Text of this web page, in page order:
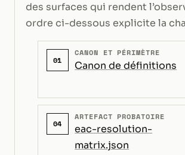
des surfaces qui rendent
ordre ci-dessous explicite la
01
CANON ET PÉRIMÈTRE
Canon de définitions
04
ARTEFACT PROBATOIRE
eac-resolution-
matrix.json